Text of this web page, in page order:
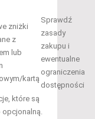
zniżki
z
lub
kartą
Sprawdź
zasady
zakupu i
ewentualne
ograniczenia
dostępności
które są